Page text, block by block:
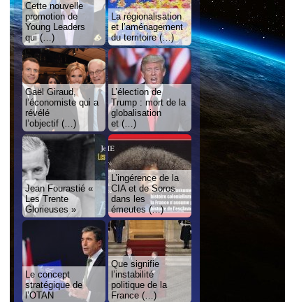
Cette nouvelle
promotion de
Young Leaders
qui (…)
La régionalisation
et l’aménagement
du territoire (…)
Gaël Giraud,
l’économiste qui a
révélé
l’objectif (…)
L’élection de
Trump : mort de la
globalisation
et (…)
Jean Fourastié «
Les Trente
Glorieuses »
L’ingérence de la
CIA et de Soros
dans les
émeutes (…)
Le concept
stratégique de
l’OTAN
Que signifie
l’instabilité
politique de la
France (…)